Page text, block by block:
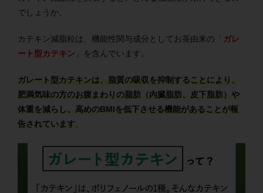
でしょうか。
カテキン減脂粒は、機能性関与成分としてお茶由来の「
ガレ
ート型カテキン 」を含んでいます。
ガレート型カテキンは、脂質の吸収を抑制することにより、
肥満気味の方のお腹まわりの脂肪（内臓脂肪、皮下脂肪）や
体重を減らし、高めのBMIを低下させる機能があることが報
告されています